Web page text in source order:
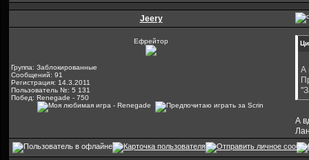
Jeery
Ефрейтор
Группа: Заблокированные
Сообщений: 91
Регистрация: 14.3.2011
Пользователь №: 5 131
Побед: Renegade - 750
А
А